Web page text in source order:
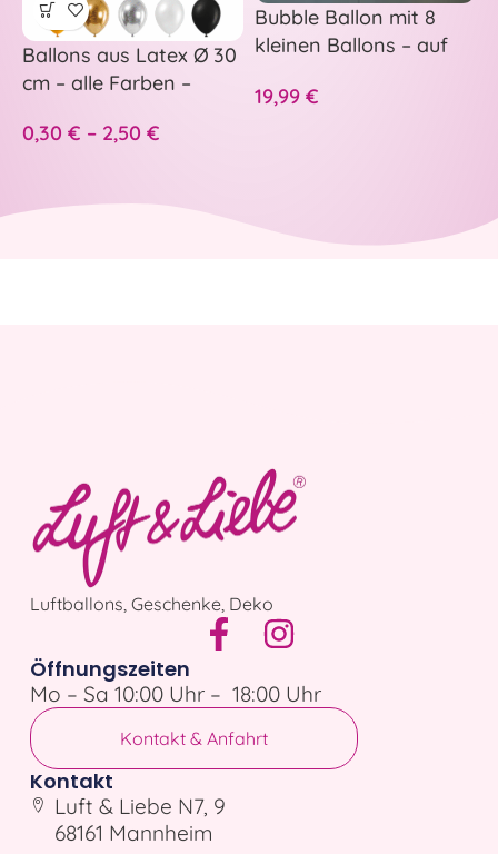
Ballons aus Latex Ø 30
cm – alle Farben –
0,30 € – 2,50 €
Bubble Ballon mit 8
kleinen Ballons – auf
19,99 €
Luftballons, Geschenke, Deko
Öffnungszeiten
Mo – Sa 10:00 Uhr – 18:00 Uhr
Kontakt & Anfahrt
Kontakt
Luft & Liebe N7, 9
68161 Mannheim